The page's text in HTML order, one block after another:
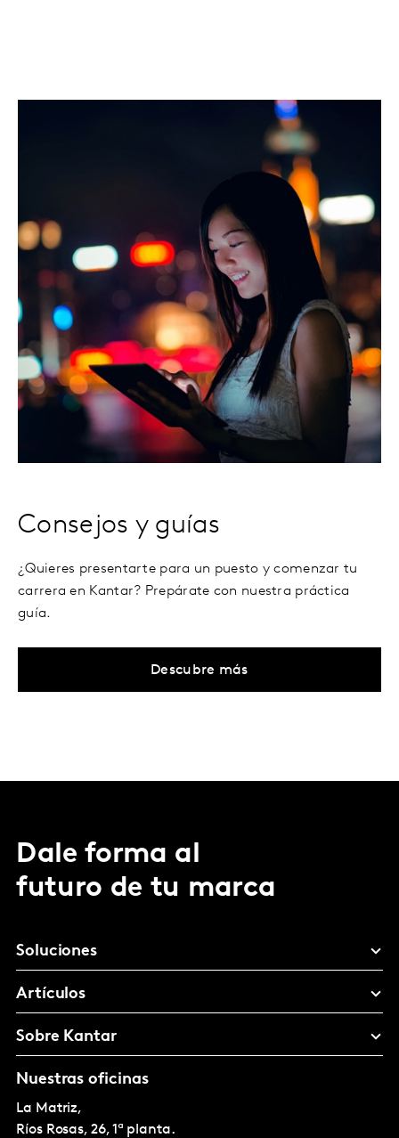
Consejos y guías
¿Quieres presentarte para un puesto y comenzar tu
carrera en Kantar? Prepárate con nuestra práctica
guía.
Descubre más
Dale forma al
futuro de tu marca
Soluciones
Artículos
Sobre Kantar
Nuestras oficinas
La Matriz,
Ríos Rosas, 26, 1ª planta.